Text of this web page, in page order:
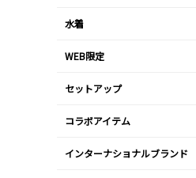
水着
WEB限定
セットアップ
コラボアイテム
インターナショナルブランド